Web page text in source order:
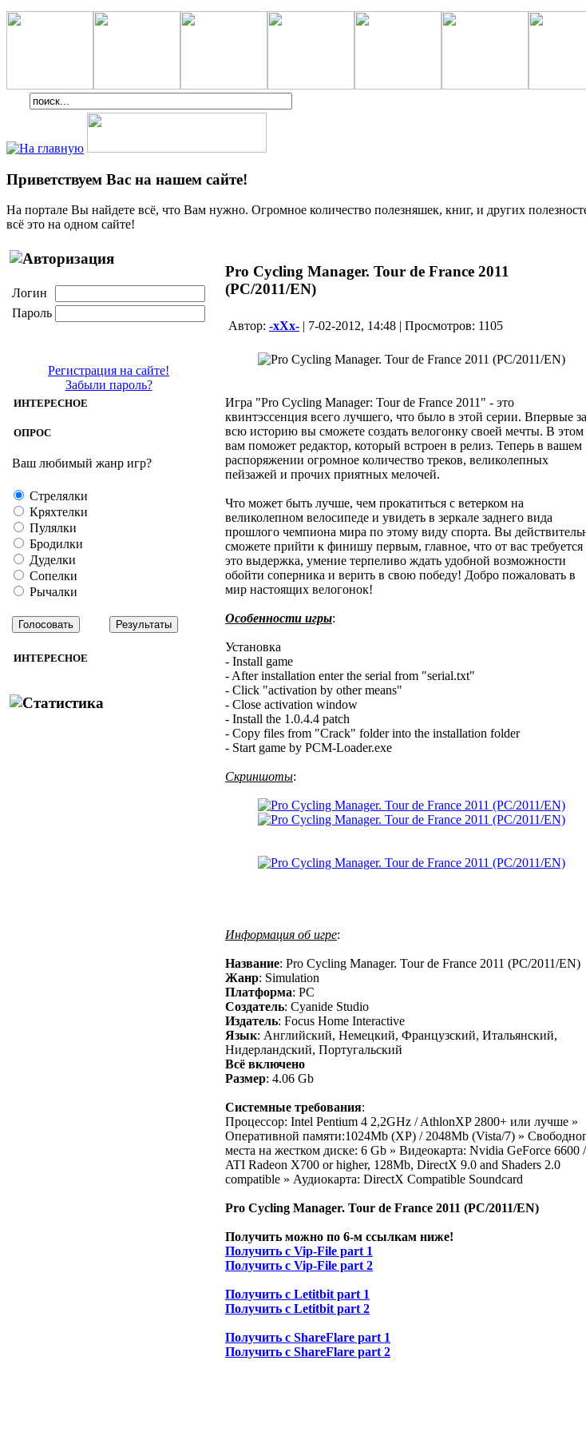
Приветствуем Вас на нашем сайте!
На портале Вы найдете всё, что Вам нужно. Огромное количество полезняшек, книг, и других
всё это на одном сайте!
Логин
Пароль
Регистрация на сайте!
Забыли пароль?
ИНТЕРЕСНОЕ
ОПРОС
Ваш любимый жанр игр?
Стрелялки
Кряхтелки
Пулялки
Бродилки
Дуделки
Сопелки
Рычалки
ИНТЕРЕСНОЕ
Pro Cycling Manager. Tour de France 2011
(PC/2011/EN)
Aвтор: -xXx- | 7-02-2012, 14:48 | Просмотров: 1105
Игра "Pro Cycling Manager: Tour de France 2011" - это
квинтэссенция всего лучшего, что было в этой серии. Впервые за
всю историю вы сможете создать велогонку своей мечты. В этом
вам поможет редактор, который встроен в релиз. Теперь в вашем
распоряжении огромное количество треков, великолепных
пейзажей и прочих приятных мелочей.
Что может быть лучше, чем прокатиться с ветерком на
великолепном велосипеде и увидеть в зеркале заднего вида
прошлого чемпиона мира по этому виду спорта. Вы
сможете прийти к финишу первым, главное, что от вас требуется
это выдержка, умение терпеливо ждать удобной возможности
обойти соперника и верить в свою победу! Добро пожаловать в
мир настоящих велогонок!
Особенности игры:
Установка
- Install game
- After installation enter the serial from "serial.txt"
- Click "activation by other means"
- Close activation window
- Install the 1.0.4.4 patch
- Copy files from "Crack" folder into the installation folder
- Start game by PCM-Loader.exe
Скриншоты:
Информация об игре:
Название: Pro Cycling Manager. Tour de France 2011 (PC/2011/EN)
Жанр: Simulation
Платформа: PC
Создатель: Cyanide Studio
Издатель: Focus Home Interactive
Язык: Английский, Немецкий, Французский, Итальянский,
Нидерландский, Португальский
Всё включено
Размер: 4.06 Gb
Cистемные требования:
Процессор: Intel Pentium 4 2,2GHz / AthlonXP 2800+ или лучше »
Оперативной памяти:1024Mb (XP) / 2048Mb (Vista/7) »
места на жестком диске: 6 Gb » Видеокарта: Nvidia GeForce 6600 /
ATI Radeon X700 or higher, 128Mb, DirectX 9.0 and Shaders 2.0
compatible » Аудиокарта: DirectX Compatible Soundcard
Pro Cycling Manager. Tour de France 2011 (PC/2011/EN)
Получить можно по 6-м ссылкам ниже!
Получить с Vip-File part 1
Получить с Vip-File part 2
Получить с Letitbit part 1
Получить с Letitbit part 2
Получить с ShareFlare part 1
Получить с ShareFlare part 2